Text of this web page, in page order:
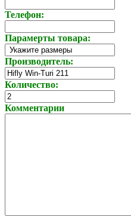
Телефон:
Парамерты товара:
Производитель:
Количество:
Комментарии